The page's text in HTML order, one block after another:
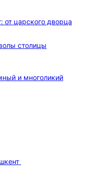
от царского дворца
столицы